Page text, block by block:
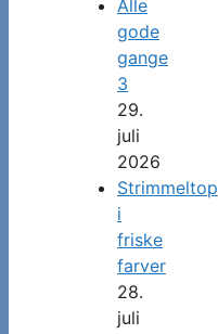
Alle
gode
gange
3
29.
juli
2026
Strimmeltop
i
friske
farver
28.
juli